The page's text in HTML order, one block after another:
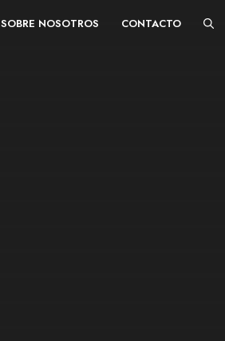
SOBRE NOSOTROS CONTACTO